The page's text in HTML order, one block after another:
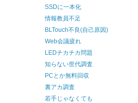
SSDに一本化
情報教員不足
BLTouch不良(自己原因)
Web会議疲れ
LEDチカチカ問題
知らない世代調査
PCとか無料回収
裏アカ調査
若手じゃなくても